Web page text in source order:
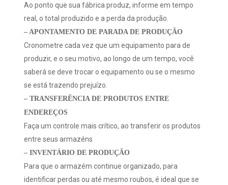
Ao ponto que sua fábrica produz, informe em tempo
real, o total produzido e a perda da produção.
– APONTAMENTO DE PARADA DE PRODUÇÃO
Cronometre cada vez que um equipamento para de
produzir, e o seu motivo, ao longo de um tempo, você
saberá se deve trocar o equipamento ou se o mesmo
se está trazendo prejuízo.
– TRANSFERÊNCIA DE PRODUTOS ENTRE
ENDEREÇOS
Faça um controle mais crítico, ao transferir os produtos
entre seus armazéns
– INVENTÁRIO DE PRODUÇÃO
Para que o armazém continue organizado, para
identificar perdas ou até mesmo roubos, é ideal que se